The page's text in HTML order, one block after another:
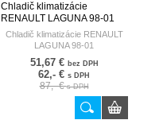
Chladič klimatizácie
RENAULT LAGUNA 98-01
HART
Chladič klimatizácie RENAULT
LAGUNA 98-01
51,67 € bez DPH
62,- € s DPH
87,- €s DPH